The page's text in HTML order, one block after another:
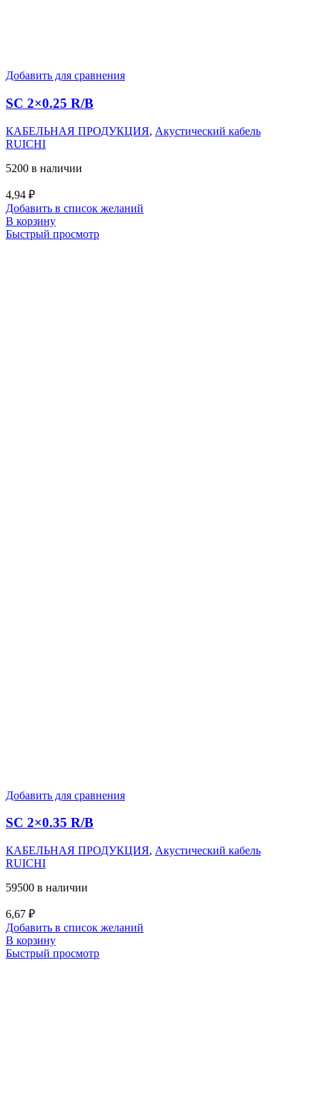
Добавить для сравнения
SC 2×0.25 R/B
КАБЕЛЬНАЯ ПРОДУКЦИЯ, Акустический кабель
RUICHI
5200 в наличии
4,94 ₽
Добавить в список желаний
В корзину
Быстрый просмотр
Добавить для сравнения
SC 2×0.35 R/B
КАБЕЛЬНАЯ ПРОДУКЦИЯ, Акустический кабель
RUICHI
59500 в наличии
6,67 ₽
Добавить в список желаний
В корзину
Быстрый просмотр